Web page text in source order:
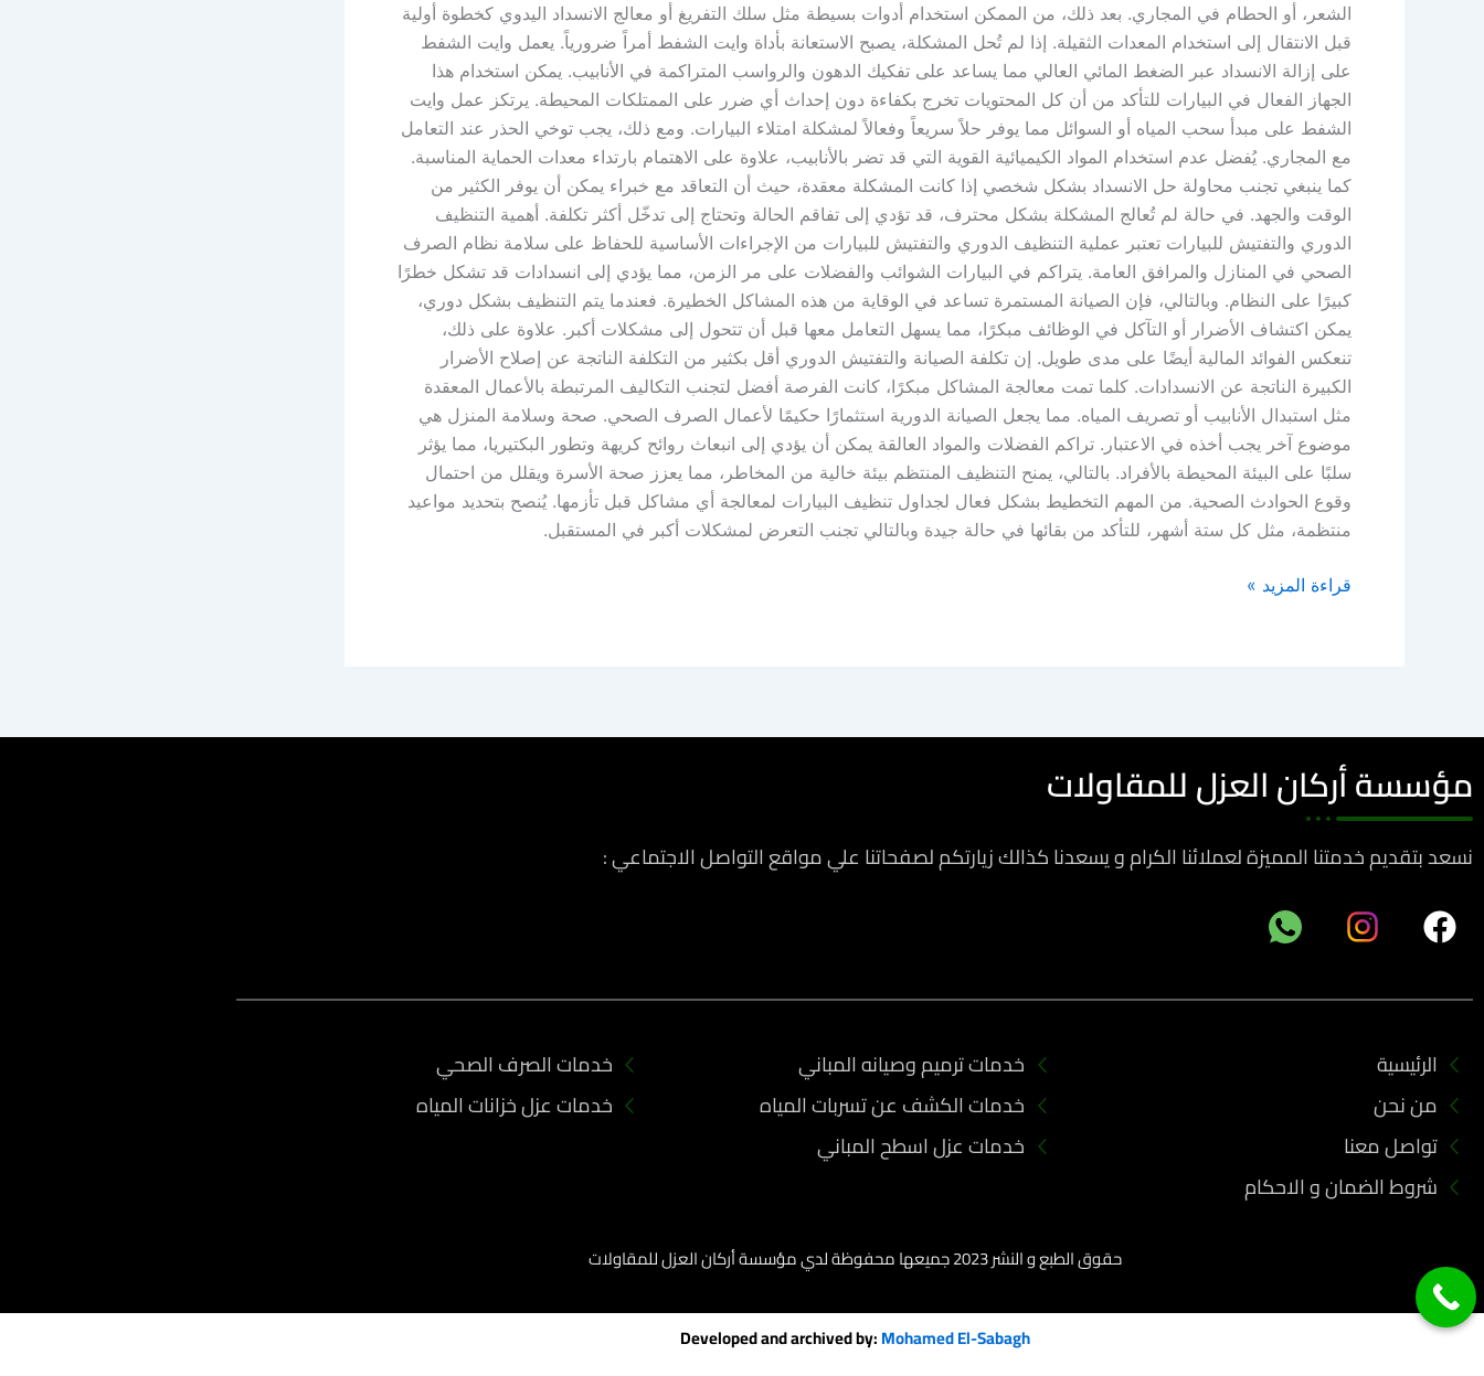
الشعر، أو الحطام في المجاري. بعد ذلك، من الممكن استخدام أدوات بسيطة مثل سلك التفريغ أو معالج الانسداد اليدوي كخطوة أولية
قبل الانتقال إلى استخدام المعدات الثقيلة. إذا لم تُحل المشكلة، يصبح الاستعانة بأداة وايت الشفط أمراً ضرورياً. يعمل وايت الشفط
على إزالة الانسداد عبر الضغط المائي العالي مما يساعد على تفكيك الدهون والرواسب المتراكمة في الأنابيب. يمكن استخدام هذا
الجهاز الفعال في البيارات للتأكد من أن كل المحتويات تخرج بكفاءة دون إحداث أي ضرر على الممتلكات المحيطة. يرتكز عمل وايت
الشفط على مبدأ سحب المياه أو السوائل مما يوفر حلاً سريعاً وفعالاً لمشكلة امتلاء البيارات. ومع ذلك، يجب توخي الحذر عند التعامل
مع المجاري. يُفضل عدم استخدام المواد الكيميائية القوية التي قد تضر بالأنابيب، علاوة على الاهتمام بارتداء معدات الحماية المناسبة.
كما ينبغي تجنب محاولة حل الانسداد بشكل شخصي إذا كانت المشكلة معقدة، حيث أن التعاقد مع خبراء يمكن أن يوفر الكثير من
الوقت والجهد. في حالة لم تُعالج المشكلة بشكل محترف، قد تؤدي إلى تفاقم الحالة وتحتاج إلى تدخّل أكثر تكلفة. أهمية التنظيف
الدوري والتفتيش للبيارات تعتبر عملية التنظيف الدوري والتفتيش للبيارات من الإجراءات الأساسية للحفاظ على سلامة نظام الصرف
الصحي في المنازل والمرافق العامة. يتراكم في البيارات الشوائب والفضلات على مر الزمن، مما يؤدي إلى انسدادات قد تشكل خطرًا
كبيرًا على النظام. وبالتالي، فإن الصيانة المستمرة تساعد في الوقاية من هذه المشاكل الخطيرة. فعندما يتم التنظيف بشكل دوري،
يمكن اكتشاف الأضرار أو التآكل في الوظائف مبكرًا، مما يسهل التعامل معها قبل أن تتحول إلى مشكلات أكبر. علاوة على ذلك،
تنعكس الفوائد المالية أيضًا على مدى طويل. إن تكلفة الصيانة والتفتيش الدوري أقل بكثير من التكلفة الناتجة عن إصلاح الأضرار
الكبيرة الناتجة عن الانسدادات. كلما تمت معالجة المشاكل مبكرًا، كانت الفرصة أفضل لتجنب التكاليف المرتبطة بالأعمال المعقدة
مثل استبدال الأنابيب أو تصريف المياه. مما يجعل الصيانة الدورية استثمارًا حكيمًا لأعمال الصرف الصحي. صحة وسلامة المنزل هي
موضوع آخر يجب أخذه في الاعتبار. تراكم الفضلات والمواد العالقة يمكن أن يؤدي إلى انبعاث روائح كريهة وتطور البكتيريا، مما يؤثر
سلبًا على البيئة المحيطة بالأفراد. بالتالي، يمنح التنظيف المنتظم بيئة خالية من المخاطر، مما يعزز صحة الأسرة ويقلل من احتمال
وقوع الحوادث الصحية. من المهم التخطيط بشكل فعال لجداول تنظيف البيارات لمعالجة أي مشاكل قبل تأزمها. يُنصح بتحديد مواعيد
منتظمة، مثل كل ستة أشهر، للتأكد من بقائها في حالة جيدة وبالتالي تجنب التعرض لمشكلات أكبر في المستقبل.
قراءة المزيد »
مؤسسة أركان العزل للمقاولات
نسعد بتقديم خدمتنا المميزة لعملائنا الكرام و يسعدنا كذالك زيارتكم لصفحاتنا علي مواقع التواصل الاجتماعي :
F
a
e
o
o
k
الرئيسية
من نحن
تواصل معنا
شروط الضمان و الاحكام
خدمات ترميم وصيانه المباني
خدمات الكشف عن تسربات المياه
خدمات عزل اسطح المباني
خدمات الصرف الصحي
خدمات عزل خزانات المياه
حقوق الطبع و النشر 2023 جميعها محفوظة لدي مؤسسة أركان العزل للمقاولات
Developed and archived by:Mohamed El-Sabagh